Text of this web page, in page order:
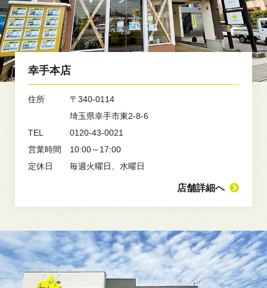
幸手本店
住所
〒340-0114
埼玉県幸手市東2-8-6
TEL
0120-43-0021
営業時間
10:00～17:00
定休日
毎週火曜日、水曜日
店舗詳細へ